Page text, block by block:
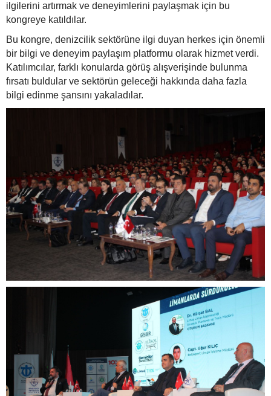
ilgilerini artırmak ve deneyimlerini paylaşmak için bu
kongreye katıldılar.
Bu kongre, denizcilik sektörüne ilgi duyan herkes için önemli
bir bilgi ve deneyim paylaşım platformu olarak hizmet verdi.
Katılımcılar, farklı konularda görüş alışverişinde bulunma
fırsatı buldular ve sektörün geleceği hakkında daha fazla
bilgi edinme şansını yakaladılar.